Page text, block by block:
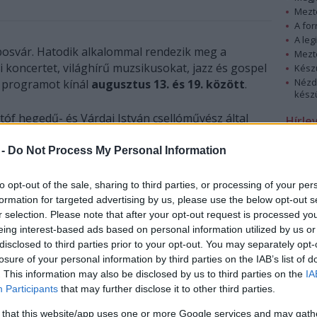
Do Not Process My Personal Information
opt-out of the sale, sharing to third parties, or processing of your
for targeted advertising by us, please use the below opt-out
selection. Please note that after your opt-out request is processed
interest-based ads based on personal information utilized by us
to third parties prior to your opt-out. You may separately
of your personal information by third parties on the IAB’s list of
This information may also be disclosed by us to third parties on the
Participants that may further disclose it to other third parties.
that this website/app uses one or more Google services and may
Hatodik alkalommal rendezik meg a
koncertet, világhírű muzsikusokat, jazz és gospel
programot kínál augusztus 13. és 19. között.
hegedű- és Várdai István csellóművész által
mellett Andreas Ottensamer, Koh Gabriel
Collins, Perényi Miklós, Dudu Carmel,
Kamarazenekar.
megnyerni, amellyel egy koncertjegy
meghallgathatják. A hangversenyek a fesztivál
- írták közleményükben a szervezők.
A
A